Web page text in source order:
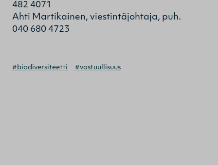
482 4071
Ahti Martikainen, viestintäjohtaja, puh.
040 680 4723
#biodiversiteetti #vastuullisuus